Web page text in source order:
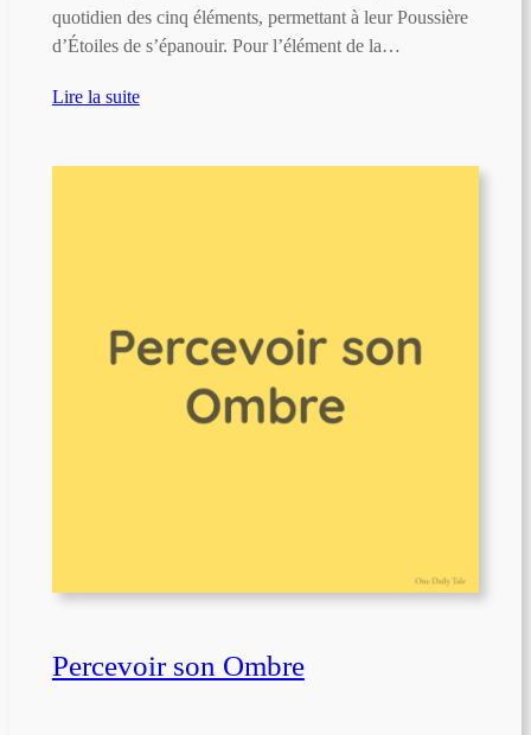
quotidien des cinq éléments, permettant à leur Poussière
d’Étoiles de s’épanouir. Pour l’élément de la…
Lire la suite
Percevoir son Ombre